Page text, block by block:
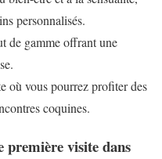
personnalisés.
de gamme offrant une
où vous pourrez profiter des
coquines.
première visite dans